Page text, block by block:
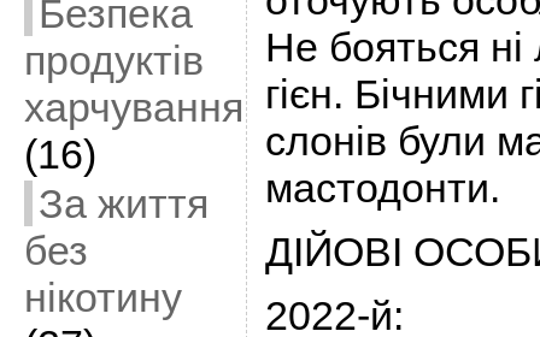
Безпека
продуктів
харчування
(16)
За життя
без
нікотину
Не бояться ні
гієн. Бічними
слонів були
мастодонти.
ДІЙОВІ
2022-й: